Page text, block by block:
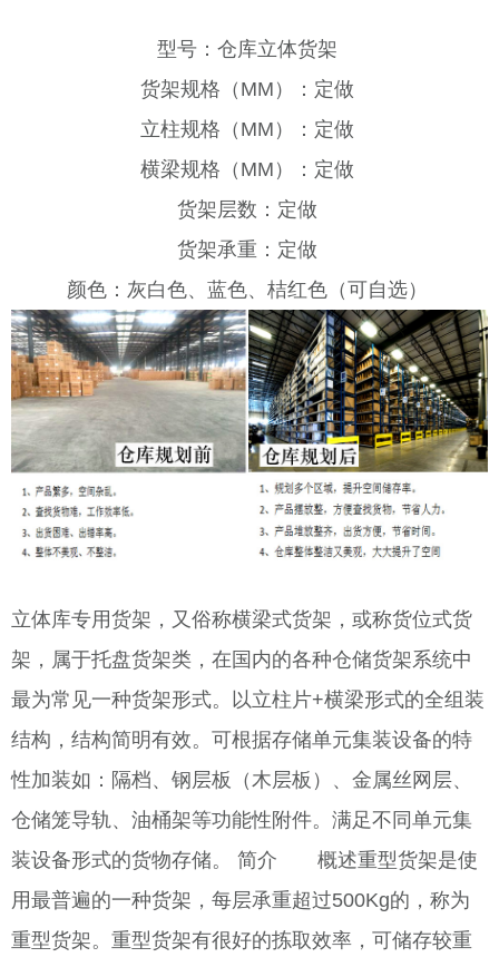
型号：仓库立体货架
货架规格（MM）：定做
立柱规格（MM）：定做
横梁规格（MM）：定做
货架层数：定做
货架承重：定做
颜色：灰白色、蓝色、桔红色（可自选）
立体库专用货架，又俗称横梁式货架，或称货位式货
架，属于托盘货架类，在国内的各种仓储货架系统中
最为常见一种货架形式。以立柱片+横梁形式的全组装
结构，结构简明有效。可根据存储单元集装设备的特
性加装如：隔档、钢层板（木层板）、金属丝网层、
仓储笼导轨、油桶架等功能性附件。满足不同单元集
装设备形式的货物存储。 简介 概述重型货架是使
用最普遍的一种货架，每层承重超过500Kg的，称为
重型货架。重型货架有很好的拣取效率，可储存较重